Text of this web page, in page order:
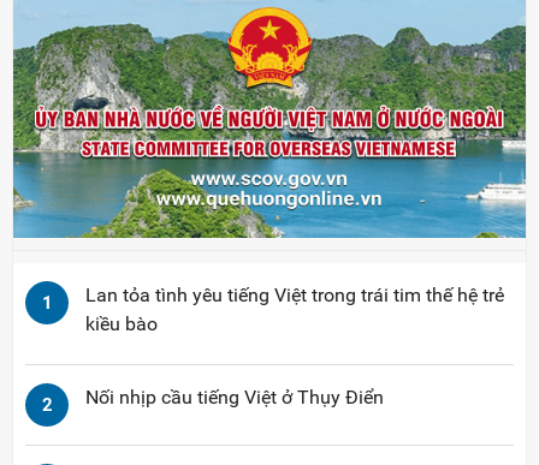
1
Lan tỏa tình yêu tiếng Việt trong trái tim thế hệ trẻ
kiều bào
2 Nối nhịp cầu tiếng Việt ở Thụy Điển